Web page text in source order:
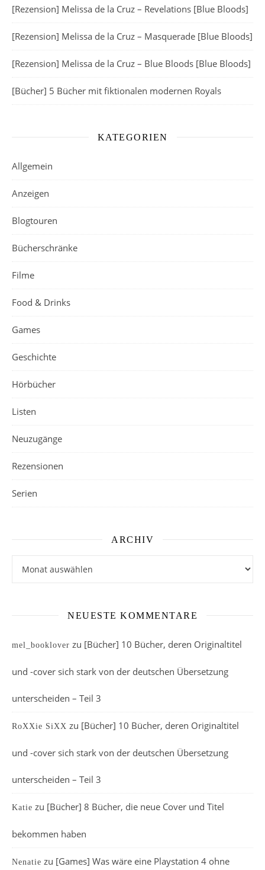
[Rezension] Melissa de la Cruz – Revelations [Blue Bloods]
[Rezension] Melissa de la Cruz – Masquerade [Blue Bloods]
[Rezension] Melissa de la Cruz – Blue Bloods [Blue Bloods]
[Bücher] 5 Bücher mit fiktionalen modernen Royals
KATEGORIEN
Allgemein
Anzeigen
Blogtouren
Bücherschränke
Filme
Food & Drinks
Games
Geschichte
Hörbücher
Listen
Neuzugänge
Rezensionen
Serien
ARCHIV
NEUESTE KOMMENTARE
mel_booklover zu [Bücher] 10 Bücher, deren Originaltitel
und -cover sich stark von der deutschen Übersetzung
unterscheiden – Teil 3
RoXXie SiXX zu [Bücher] 10 Bücher, deren Originaltitel
und -cover sich stark von der deutschen Übersetzung
unterscheiden – Teil 3
Katie zu [Bücher] 8 Bücher, die neue Cover und Titel
bekommen haben
Nenatie zu [Games] Was wäre eine Playstation 4 ohne